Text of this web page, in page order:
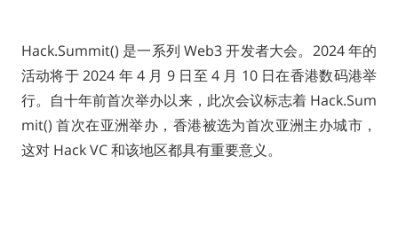
Hack.Summit() 是一系列 Web3 开发者大会。2024 年的
活动将于 2024 年 4 月 9 日至 4 月 10 日在香港数码港举
行。自十年前首次举办以来，此次会议标志着 Hack.Sum
mit() 首次在亚洲举办，香港被选为首次亚洲主办城市，
这对 Hack VC 和该地区都具有重要意义。